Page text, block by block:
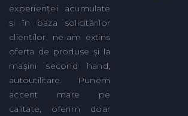
experienței acumulate
și în baza solicitărilor
clienților, ne-am extins
oferta de produse și la
mașini second hand,
autoutilitare. Punem
accent mare pe
calitate, oferim doar